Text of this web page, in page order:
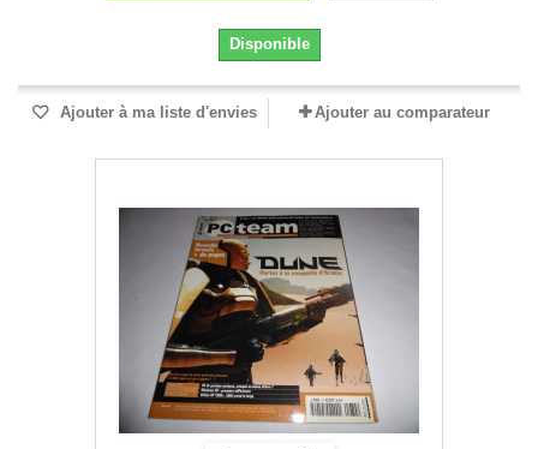
Disponible
Ajouter à ma liste d'envies Ajouter au comparateur